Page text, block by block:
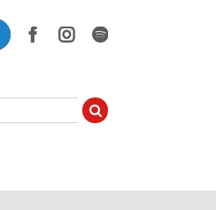
Facebook
Instagram
Spotify